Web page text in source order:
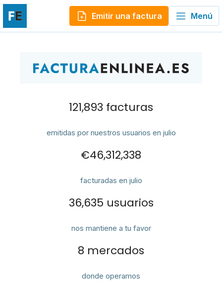
Emitir una factura Menú
121,893 facturas
emitidas por nuestros usuarios en julio
€46,312,338
facturadas en julio
36,635 usuarios
nos mantiene a tu favor
8 mercados
donde operamos